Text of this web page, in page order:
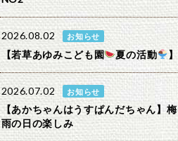
2026.08.02 お知らせ
【若草あゆみこども園 夏の活動 】
2026.07.02 お知らせ
【あかちゃんはうすぱんだちゃん】梅
雨の日の楽しみ